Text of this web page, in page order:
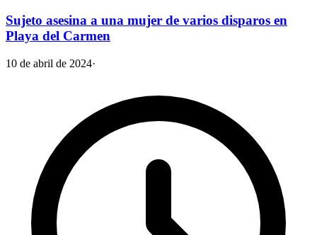
Sujeto asesina a una mujer de varios disparos en
Playa del Carmen
10 de abril de 2024·